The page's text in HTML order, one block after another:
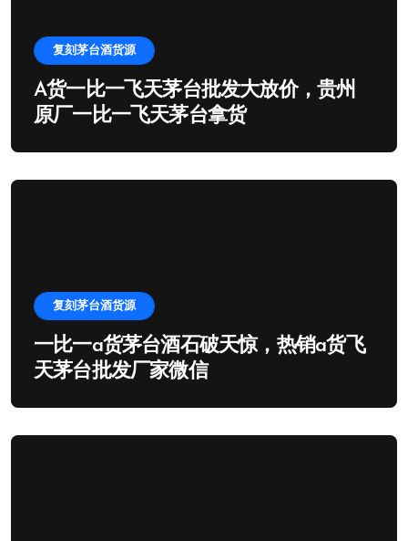
复刻茅台酒货源
A货一比一飞天茅台批发大放价，贵州
原厂一比一飞天茅台拿货
复刻茅台酒货源
一比一a货茅台酒石破天惊，热销a货飞
天茅台批发厂家微信